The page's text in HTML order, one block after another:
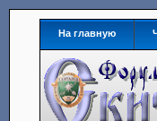
На главную